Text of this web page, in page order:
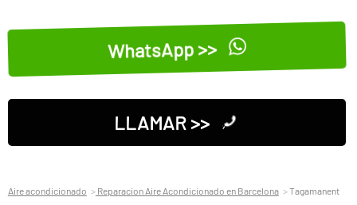
WhatsApp >>
LLAMAR >>
Aire acondicionado Reparacion Aire Acondicionado en Barcelona Tagamanent